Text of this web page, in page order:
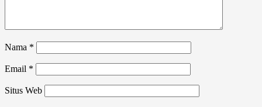
Nama *
Email *
Situs Web